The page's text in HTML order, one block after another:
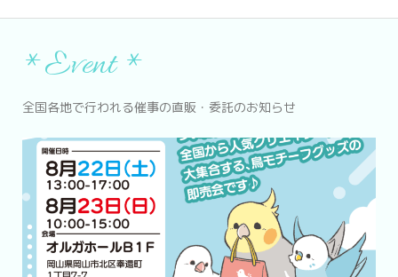
*Event *
全国各地で行われる催事の直販・委託のお知らせ